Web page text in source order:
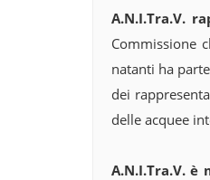
A.N.I.Tra.V.
Commissione
natanti ha
dei
delle acquee
A.N.I.Tra.V. è